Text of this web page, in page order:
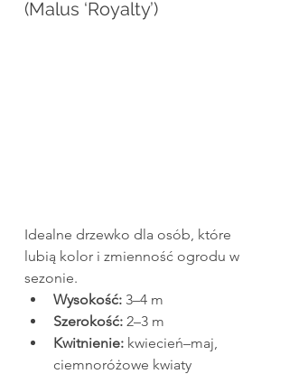
(Malus ‘Royalty’)
Idealne drzewko dla osób, które
lubią kolor i zmienność ogrodu w
sezonie.
Wysokość: 3–4 m
Szerokość: 2–3 m
Kwitnienie: kwiecień–maj,
ciemnoróżowe kwiaty